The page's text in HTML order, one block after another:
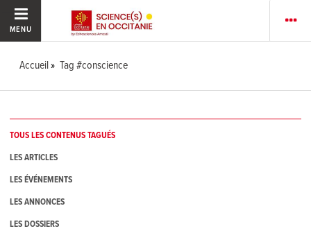
MENU
Accueil Tag #conscience
TOUS LES CONTENUS TAGUÉS
LES ARTICLES
LES ÉVÉNEMENTS
LES ANNONCES
LES DOSSIERS